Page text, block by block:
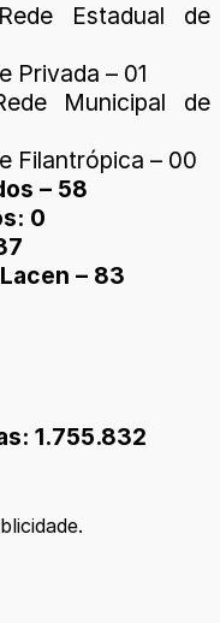
Estadual de
Privada – 01
Municipal de
Filantrópica – 00
– 58
0
– 83
1.755.832